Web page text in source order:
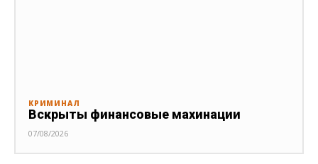
КРИМИНАЛ
Вскрыты финансовые махинации
07/08/2026